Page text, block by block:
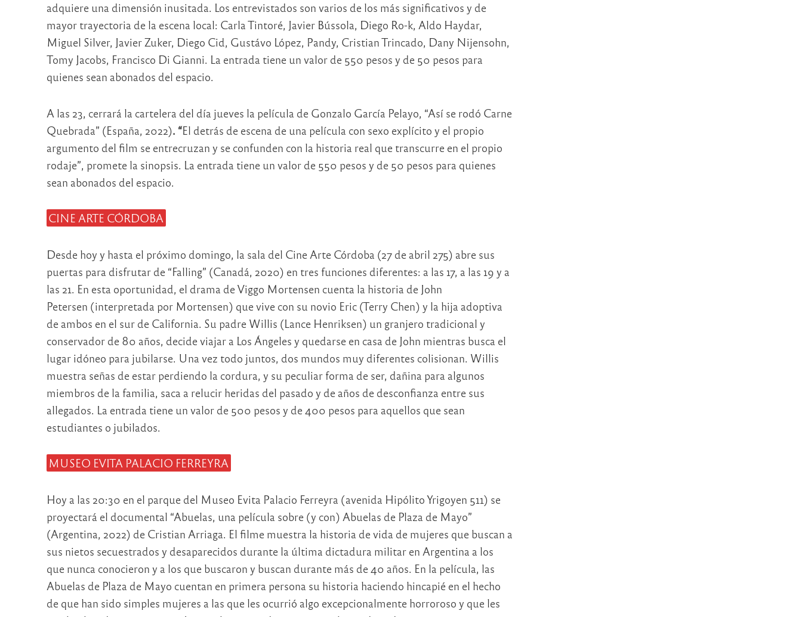
adquiere una dimensión inusitada. Los entrevistados son varios de los más significativos y de
mayor trayectoria de la escena local: Carla Tintoré, Javier Bússola, Diego Ro-k, Aldo Haydar,
Miguel Silver, Javier Zuker, Diego Cid, Gustávo López, Pandy, Cristian Trincado, Dany Nijensohn,
Tomy Jacobs, Francisco Di Gianni. La entrada tiene un valor de 550 pesos y de 50 pesos para
quienes sean abonados del espacio.
A las 23, cerrará la cartelera del día jueves la película de Gonzalo García Pelayo, “Así se rodó Carne
Quebrada” (España, 2022). “El detrás de escena de una película con sexo explícito y el propio
argumento del film se entrecruzan y se confunden con la historia real que transcurre en el propio
rodaje”, promete la sinopsis. La entrada tiene un valor de 550 pesos y de 50 pesos para quienes
sean abonados del espacio.
CINE ARTE CÓRDOBA
Desde hoy y hasta el próximo domingo, la sala del Cine Arte Córdoba (27 de abril 275) abre sus
puertas para disfrutar de “Falling” (Canadá, 2020) en tres funciones diferentes: a las 17, a las 19 y a
las 21. En esta oportunidad, el drama de Viggo Mortensen cuenta la historia de John
Petersen (interpretada por Mortensen) que vive con su novio Eric (Terry Chen) y la hija adoptiva
de ambos en el sur de California. Su padre Willis (Lance Henriksen) un granjero tradicional y
conservador de 80 años, decide viajar a Los Ángeles y quedarse en casa de John mientras busca el
lugar idóneo para jubilarse. Una vez todo juntos, dos mundos muy diferentes colisionan. Willis
muestra señas de estar perdiendo la cordura, y su peculiar forma de ser, dañina para algunos
miembros de la familia, saca a relucir heridas del pasado y de años de desconfianza entre sus
allegados. La entrada tiene un valor de 500 pesos y de 400 pesos para aquellos que sean
estudiantes o jubilados.
MUSEO EVITA PALACIO FERREYRA
Hoy a las 20:30 en el parque del Museo Evita Palacio Ferreyra (avenida Hipólito Yrigoyen 511) se
proyectará el documental “Abuelas, una película sobre (y con) Abuelas de Plaza de Mayo”
(Argentina, 2022) de Cristian Arriaga. El filme muestra la historia de vida de mujeres que buscan a
sus nietos secuestrados y desaparecidos durante la última dictadura militar en Argentina a los
que nunca conocieron y a los que buscaron y buscan durante más de 40 años. En la película, las
Abuelas de Plaza de Mayo cuentan en primera persona su historia haciendo hincapié en el hecho
de que han sido simples mujeres a las que les ocurrió algo excepcionalmente horroroso y que les